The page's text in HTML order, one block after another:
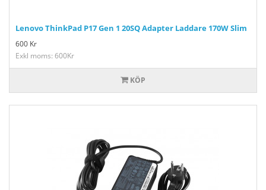
Lenovo ThinkPad P17 Gen 1 20SQ Adapter Laddare 170W Slim
600 Kr
Exkl moms: 600Kr
KÖP